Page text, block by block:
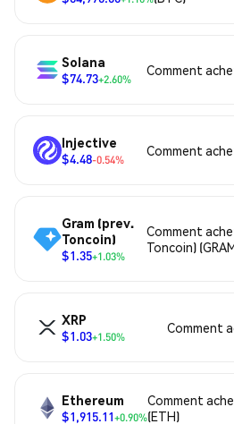
Solana
$74.73+2.60%
Comment
Injective
$4.48-0.54%
Comment
Gram (prev.
Toncoin)
$1.35+1.03%
Comment
Toncoin)
XRP
$1.03+1.50%
Comment
Ethereum
$1,915.11+0.90%
Comment
(ETH)